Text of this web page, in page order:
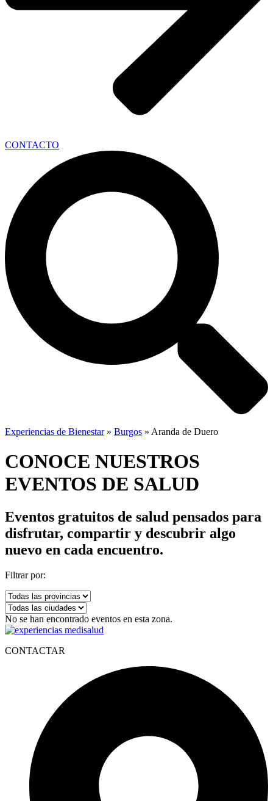
CONTACTO
Experiencias de Bienestar» Burgos » Aranda de Duero
CONOCE NUESTROS
EVENTOS DE SALUD
Eventos gratuitos de salud pensados para
disfrutar, compartir y descubrir algo
nuevo en cada encuentro.
Filtrar por:
No se han encontrado eventos en esta zona.
CONTACTAR